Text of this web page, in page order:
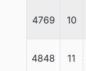
4769 10
4848 11